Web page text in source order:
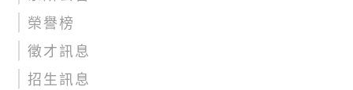
榮譽榜
徵才訊息
招生訊息